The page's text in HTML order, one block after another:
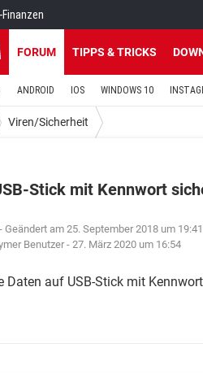
FORUM TIPPS & TRICKS
ANDROID IOS WINDOWS 10
Viren/Sicherheit
Stick mit Kennwort
- Geändert am 25. September 2018 um 19:41
Benutzer -27. März 2020 um 16:54
Daten auf USB-Stick mit